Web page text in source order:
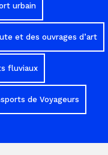
urbain
et des ouvrages d’art
fluviaux
de Voyageurs